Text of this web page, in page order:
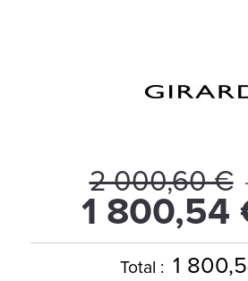
2 000,60 €
1 800,54
Total : 1